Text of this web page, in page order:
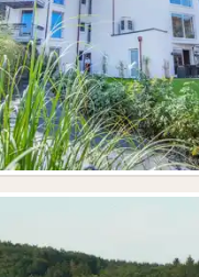
Forrige billede